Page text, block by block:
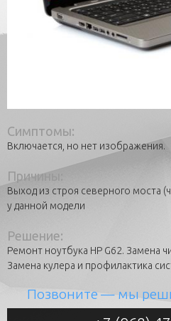
Симптомы:
Включается, но нет изображения.
Причины:
Выход из строя северного моста
у данной модели
Решение:
Ремонт ноутбука HP G62. Замена
Замена кулера и профилактика
Позвоните — мы